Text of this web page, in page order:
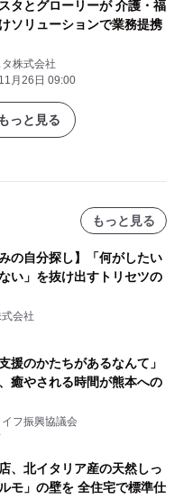
タとグローリーが 介護・福
ソリューションで業務提携
株式会社
月26日 09:00
っと見る
もっと見る
みの自分探し】「何がしたい
い」を抜け出すトリセツの
会社
援のかたちがあるなんて」
癒やされる時間が熊本への
フ振興協議会
、北イタリア産の天然しっ
モ」の壁を 全住宅で標準仕